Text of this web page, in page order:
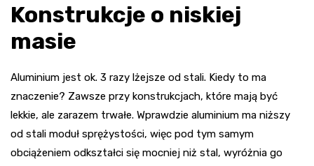
Konstrukcje o niskiej
masie
Aluminium jest ok. 3 razy lżejsze od stali. Kiedy to ma
znaczenie? Zawsze przy konstrukcjach, które mają być
lekkie, ale zarazem trwałe. Wprawdzie aluminium ma niższy
od stali moduł sprężystości, więc pod tym samym
obciążeniem odkształci się mocniej niż stal, wyróżnia go